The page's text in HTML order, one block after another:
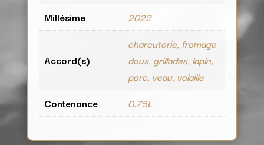
Millésime
2022
Accord(s)
charcuterie, fromage
doux, grillades, lapin,
porc, veau, volaille
Contenance
0.75L